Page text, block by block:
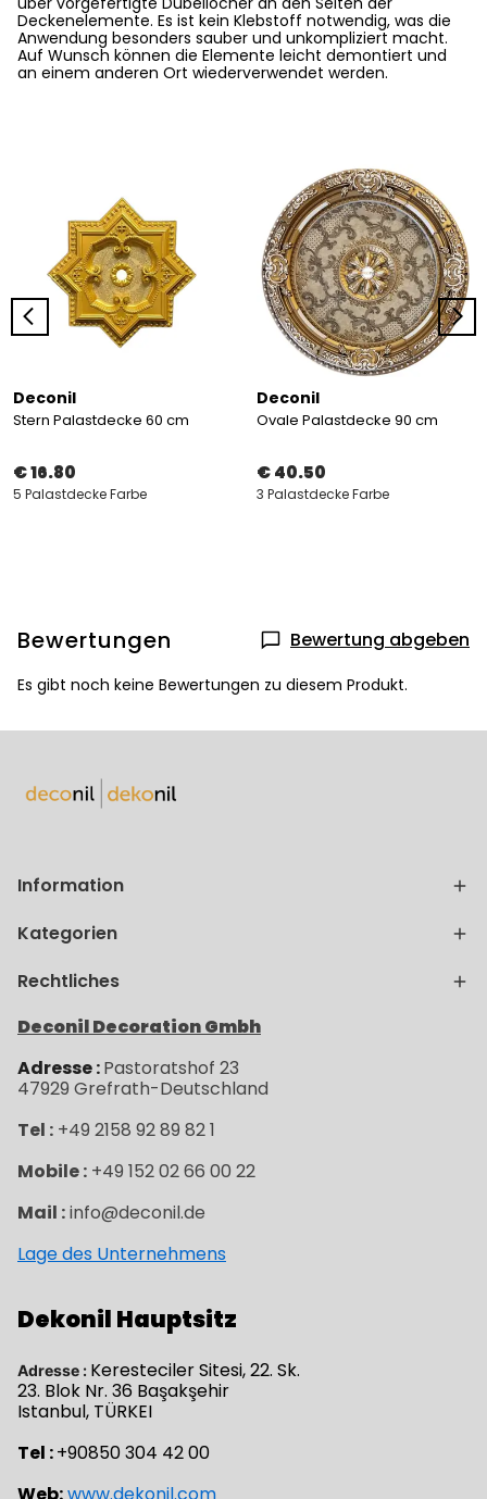
Deckenelemente. Es ist kein Klebstoff notwendig, was die
Anwendung besonders sauber und unkompliziert macht.
Auf Wunsch können die Elemente leicht demontiert und
an einem anderen Ort wiederverwendet werden.
Deconil
Stern Palastdecke 60 cm
€ 16.80
5 Palastdecke Farbe
Deconil
Ovale Palastdecke 90 cm
€ 40.50
3 Palastdecke Farbe
Bewertungen Bewertung abgeben
Es gibt noch keine Bewertungen zu diesem Produkt.
Information
Kategorien
Rechtliches
Deconil Decoration Gmbh
Adresse :Pastoratshof 23
47929 Grefrath-Deutschland
Tel : +49 2158 92 89 82 1
Mobile : +49 152 02 66 00 22
Mail :info@deconil.de
Lage des Unternehmens
Dekonil Hauptsitz
Adresse : Keresteciler Sitesi, 22. Sk.
23. Blok Nr. 36 Başakşehir
Istanbul, TÜRKEI
Tel :+90850 304 42 00